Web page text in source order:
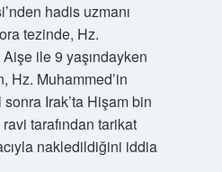
hadis uzmanı
tezinde, Hz.
ile 9 yaşındayken
Hz. Muhammed’in
Irak’ta Hişam bin
tarafından tarikat
nakledildiğini iddia